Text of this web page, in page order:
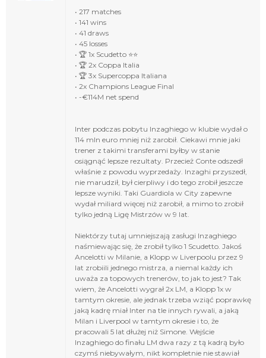
• 217 matches
• 141 wins
• 41 draws
• 45 losses
• 🏆 1x Scudetto ⭐️⭐️
• 🏆 2x Coppa Italia
• 🏆 3x Supercoppa Italiana
• 2x Champions League Final
• -€114M net spend
Inter podczas pobytu Inzaghiego w klubie wydał o
114 mln euro mniej niż zarobił. Ciekawi mnie jaki
trener z takimi transferami byłby w stanie
osiągnąć lepsze rezultaty. Przecież Conte odszedł
właśnie z powodu wyprzedaży. Inzaghi przyszedł,
nie marudził, był cierpliwy i do tego zrobił jeszcze
lepsze wyniki. Taki Guardiola w City zapewne
wydał miliard więcej niż zarobił, a mimo to zrobił
tylko jedną Ligę Mistrzów w 9 lat.
Niektórzy tutaj umniejszają zasługi Inzaghiego
naśmiewając się, że zrobił tylko 1 Scudetto. Jakoś
Ancelotti w Milanie, a Klopp w Liverpoolu przez 9
lat zrobiili jednego mistrza, a niemal każdy ich
uważa za topowych trenerów, to jak to jest? Tak
wiem, że Ancelotti wygrał 2x LM, a Klopp 1x w
tamtym okresie, ale jednak trzeba wziąć poprawkę
jaką kadrę miał Inter na tle innych rywali, a jaką
Milan i Liverpool w tamtym okresie i to, że
pracowali 5 lat dłużej niż Simone. Wejście
Inzaghiego do finału LM dwa razy z tą kadrą było
czymś niebywałym, nikt kompletnie nie stawiał